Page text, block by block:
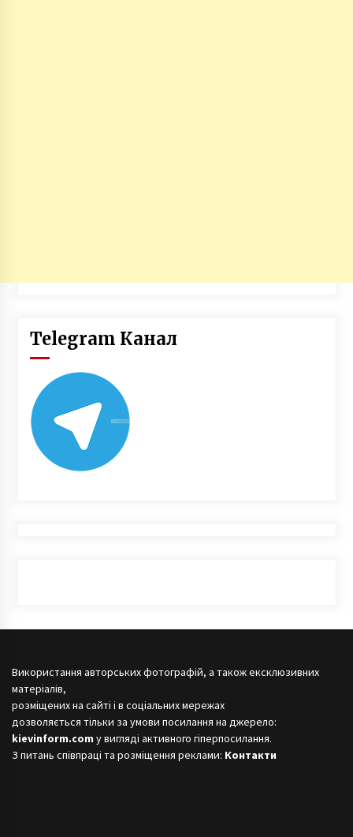
Telegram Канал
Використання авторських фотографій, а також ексклюзивних
матеріалів,
розміщених на сайті і в соціальних мережах
дозволяється тільки за умови посилання на джерело:
kievinform.com у вигляді активного гіперпосилання.
З питань співпраці та розміщення реклами: Контакти